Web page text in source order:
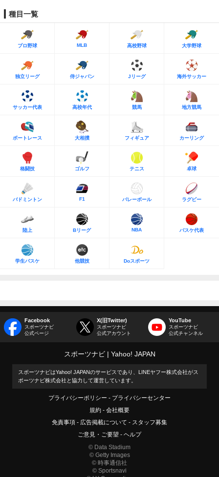
種目一覧
プロ野球 MLB 高校野球 大学野球
独立リーグ 侍ジャパン Jリーグ 海外サッカー
サッカー代表 高校年代 競馬 地方競馬
ボートレース 大相撲 フィギュア カーリング
格闘技 ゴルフ テニス 卓球
バドミントン F1 バレーボール ラグビー
陸上 Bリーグ NBA バスケ代表
学生バスケ 他競技 Doスポーツ
Facebook
スポーツナビ
公式ページ
X(旧Twitter)
スポーツナビ
公式アカウント
YouTube
スポーツナビ
公式チャンネル
スポーツナビ Yahoo! JAPAN
スポーツナビはYahoo! JAPANのサービスであり、LINEヤフー株式会社がス
ポーツナビ株式会社と協力して運営しています。
プライバシーポリシー
プライバシーセンター
規約
会社概要
免責事項
広告掲載について
スタッフ募集
ご意見・ご要望
ヘルプ
© Data Stadium
© Getty Images
© 時事通信社
© Sportsnavi